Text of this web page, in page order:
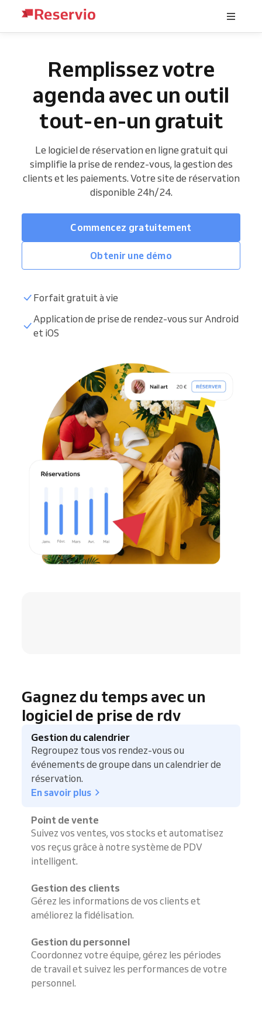
Remplissez votre
agenda avec un outil
tout-en-un gratuit
Le logiciel de réservation en ligne gratuit qui
simplifie la prise de rendez-vous, la gestion des
clients et les paiements. Votre site de réservation
disponible 24h/24.
Commencez gratuitement
Obtenir une démo
Forfait gratuit à vie
Application de prise de rendez-vous sur Android
et iOS
Gagnez du temps avec un
logiciel de prise de rdv
Gestion du calendrier
Regroupez tous vos rendez-vous ou
événements de groupe dans un calendrier de
réservation.
En savoir plus
Point de vente
Suivez vos ventes, vos stocks et automatisez
vos reçus grâce à notre système de PDV
intelligent.
Gestion des clients
Gérez les informations de vos clients et
améliorez la fidélisation.
Gestion du personnel
Coordonnez votre équipe, gérez les périodes
de travail et suivez les performances de votre
personnel.